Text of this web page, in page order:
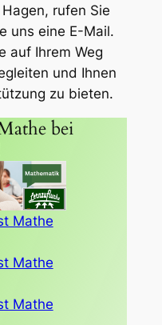
rufen Sie
uns eine E-Mail.
auf Ihrem Weg
und Ihnen
zu bieten.
bei
Mathe
Mathe
Mathe